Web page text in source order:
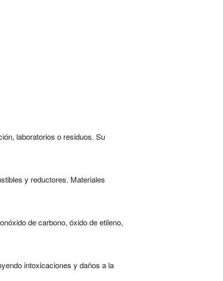
laboratorios o residuos. Su
y reductores. Materiales
de carbono, óxido de etileno,
intoxicaciones y daños a la